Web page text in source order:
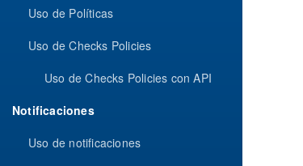
Uso de Políticas
Uso de Checks Policies
Uso de Checks Policies con API
Notificaciones
Uso de notificaciones